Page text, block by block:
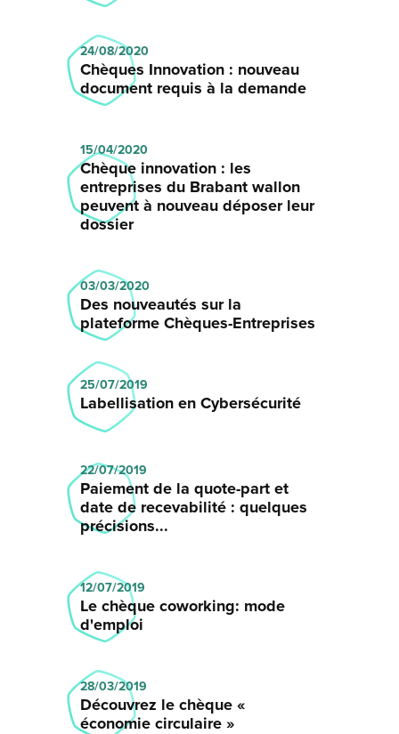
24/08/2020
Chèques Innovation : nouveau
document requis à la demande
15/04/2020
Chèque innovation : les
entreprises du Brabant wallon
peuvent à nouveau déposer leur
dossier
03/03/2020
Des nouveautés sur la
plateforme Chèques-Entreprises
25/07/2019
Labellisation en Cybersécurité
22/07/2019
Paiement de la quote-part et
date de recevabilité : quelques
précisions...
12/07/2019
Le chèque coworking: mode
d'emploi
28/03/2019
Découvrez le chèque «
économie circulaire »